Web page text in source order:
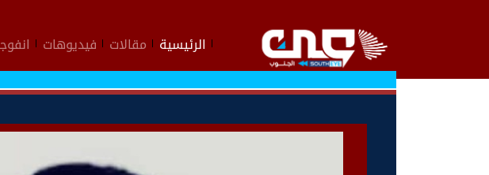
الرئيسية مقالات فيديوهات